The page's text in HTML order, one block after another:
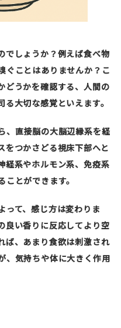
でしょうか？例えば食べ物
ぐことはありませんか？こ
どうかを確認する、人間の
大切な感覚といえます。
、直接脳の大脳辺縁系を経
をつかさどる視床下部へと
経系やホルモン系、免疫系
とができます。
って、感じ方は変わりま
良い香りに反応してより空
ば、あまり食欲は刺激され
、気持ちや体に大きく作用